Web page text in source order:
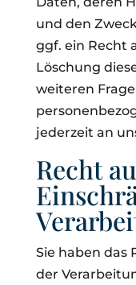
und den
ggf. ein Recht
Löschung
weiteren
jederzeit an
Recht
Sie haben das
der